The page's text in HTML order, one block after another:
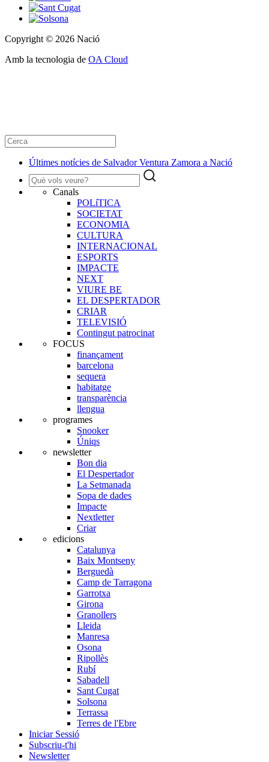
Copyright © 2026 Nació
Amb la tecnologia de OA Cloud
Últimes notícies de Salvador Ventura Zamora a Nació
Canals
POLíTICA
SOCIETAT
ECONOMIA
CULTURA
INTERNACIONAL
ESPORTS
IMPACTE
NEXT
VIURE BE
EL DESPERTADOR
CRIAR
TELEVISIÓ
Contingut patrocinat
FOCUS
finançament
barcelona
sequera
habitatge
transparència
llengua
programes
Snooker
Úniqs
newsletter
Bon dia
El Despertador
La Setmanada
Sopa de dades
Impacte
Nextletter
Criar
edicions
Catalunya
Baix Montseny
Berguedà
Camp de Tarragona
Garrotxa
Girona
Granollers
Lleida
Manresa
Osona
Ripollès
Rubí
Sabadell
Sant Cugat
Solsona
Terrassa
Terres de l'Ebre
Iniciar Sessió
Subscriu-t'hi
Newsletter